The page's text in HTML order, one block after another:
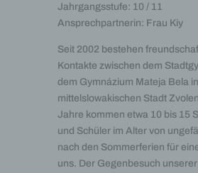
Jahrgangsstufe: 10 / 11
Ansprechpartnerin: Frau Kiy
Seit 2002 bestehen
Kontakte zwischen dem
dem Gymnázium Mateja Bela
mittelslowakischen Stadt
Jahre kommen etwa 10 bis 15
und Schüler im Alter von
nach den Sommerferien für
uns. Der Gegenbesuch